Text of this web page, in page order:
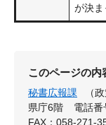
が決ま
このページの内
秘書広報課
（
県庁6階
電話番
FAX：058-271-